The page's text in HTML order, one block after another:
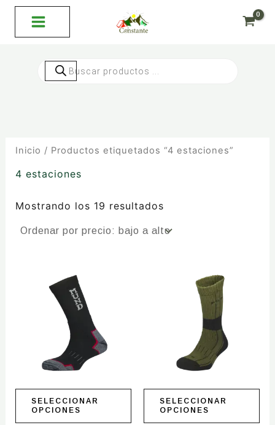
contenido
Búsqueda
productos
Inicio / Productos etiquetados “4 estaciones”
4 estaciones
Mostrando los 19 resultados
SELECCIONAR
OPCIONES
producto
múltiples
opciones
pueden
elegir
SELECCIONAR
OPCIONES
opciones
pueden
elegir